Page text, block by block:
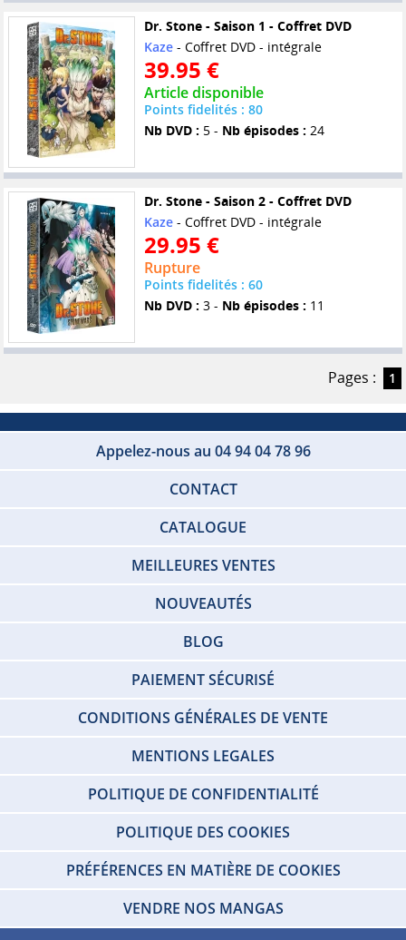
Dr. Stone - Saison 1 - Coffret DVD
Kaze- Coffret DVD - intégrale
39.95 €
Article disponible
Points fidelités : 80
Nb DVD : 5 - Nb épisodes : 24
Dr. Stone - Saison 2 - Coffret DVD
Kaze- Coffret DVD - intégrale
29.95 €
Rupture
Points fidelités : 60
Nb DVD : 3 - Nb épisodes : 11
Pages : 1
Appelez-nous au 04 94 04 78 96
CONTACT
CATALOGUE
MEILLEURES VENTES
NOUVEAUTÉS
BLOG
PAIEMENT SÉCURISÉ
CONDITIONS GÉNÉRALES DE VENTE
MENTIONS LEGALES
POLITIQUE DE CONFIDENTIALITÉ
POLITIQUE DES COOKIES
PRÉFÉRENCES EN MATIÈRE DE COOKIES
VENDRE NOS MANGAS